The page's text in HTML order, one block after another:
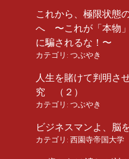
これから、極限状態
へ 〜これが「本物」
に騙されるな！〜
カテゴリ: つぶやき
人生を賭けて判明さ
究 （２）
カテゴリ: つぶやき
ビジネスマンよ、脳
カテゴリ: 西園寺帝国大